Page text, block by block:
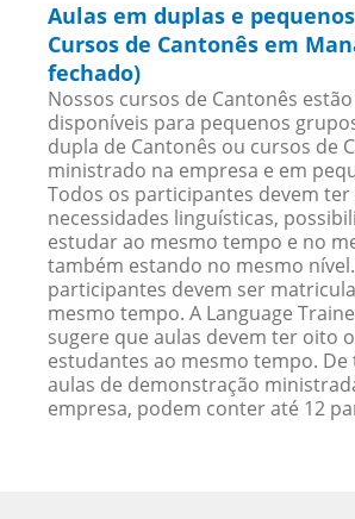
Aulas em duplas e
Cursos de Cantonês em
fechado)
Nossos cursos de Cantonês
disponíveis para pequenos
dupla de Cantonês ou cursos de
ministrado na empresa e em
Todos os participantes devem ter
necessidades linguísticas,
estudar ao mesmo tempo e no
também estando no mesmo
participantes devem ser
mesmo tempo. A Language
sugere que aulas devem ter oito
estudantes ao mesmo tempo. De
aulas de demonstração
empresa, podem conter até 12